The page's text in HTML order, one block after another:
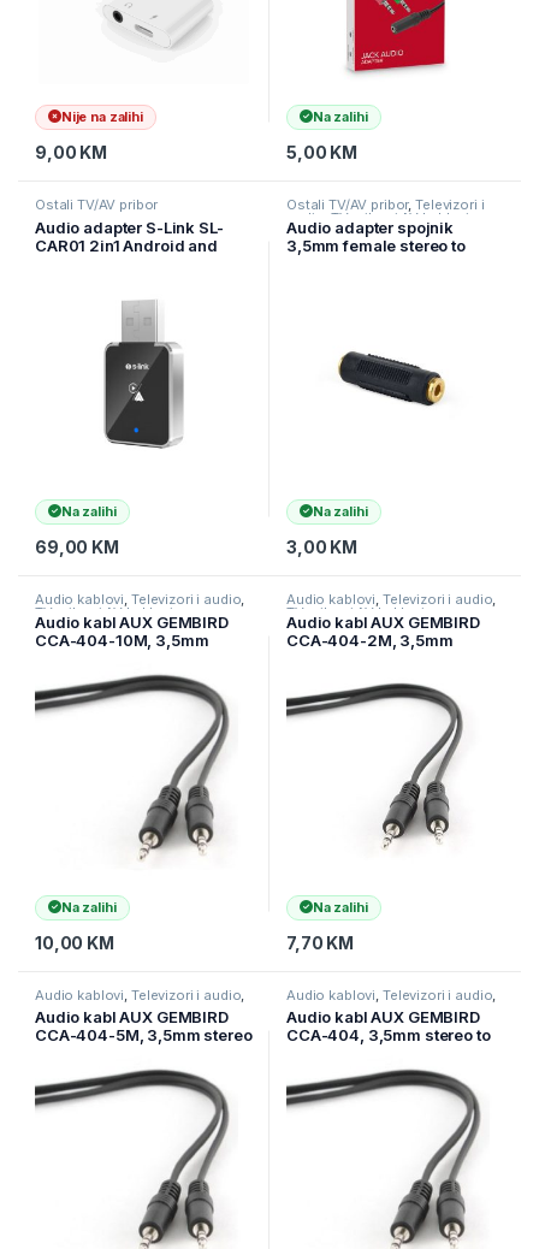
Nije na zalihi
9,00 KM
Na zalihi
5,00 KM
Ostali TV/AV pribor
Audio adapter S-Link SL-
CAR01 2in1 Android and
Na zalihi
69,00 KM
Ostali TV/AV pribor,Televizori i
audio ,TV pribor i AV kablovi
Audio adapter spojnik
3,5mm female stereo to
Na zalihi
3,00 KM
Audio kablovi, Televizori i audio,
TV pribor i AV kablovi
Audio kabl AUX GEMBIRD
CCA-404-10M, 3,5mm
Na zalihi
10,00 KM
Audio kablovi, Televizori i audio,
TV pribor i AV kablovi
Audio kabl AUX GEMBIRD
CCA-404-2M, 3,5mm
Na zalihi
7,70 KM
Audio kablovi Televizori i audio
TV pribor i AV kablovi
Audio kabl AUX GEMBIRD
CCA-404-5M, 3,5mm stereo
Audio kablovi Televizori i audio
TV pribor i AV kablovi
Audio kabl AUX GEMBIRD
CCA-404, 3,5mm stereo to